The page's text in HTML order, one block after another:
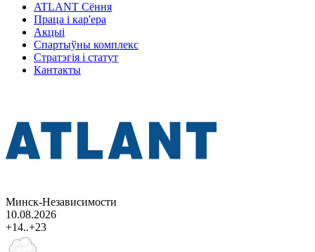
ATLANT Сёння
Праца і кар'ера
Акцыі
Спартыўны комплекс
Стратэгія і статут
Кантакты
Минск-Независимости
10.08.2026
+14..+23